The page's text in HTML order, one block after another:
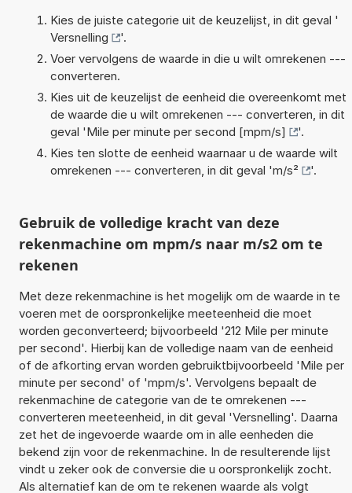
Kies de juiste categorie uit de keuzelijst, in dit geval '
Versnelling
'.
Voer vervolgens de waarde in die u wilt omrekenen ---
converteren.
Kies uit de keuzelijst de eenheid die overeenkomt met
de waarde die u wilt omrekenen --- converteren, in dit
geval 'Mile per minute per second [mpm/s]
'.
Kies ten slotte de eenheid waarnaar u de waarde wilt
omrekenen --- converteren, in dit geval 'm/s² '.
Gebruik de volledige kracht van deze
rekenmachine om mpm/s naar m/s2 om te
rekenen
Met deze rekenmachine is het mogelijk om de waarde in te
voeren met de oorspronkelijke meeteenheid die moet
worden geconverteerd; bijvoorbeeld '212 Mile per minute
per second'. Hierbij kan de volledige naam van de eenheid
of de afkorting ervan worden gebruiktbijvoorbeeld 'Mile per
minute per second' of 'mpm/s'. Vervolgens bepaalt de
rekenmachine de categorie van de te omrekenen ---
converteren meeteenheid, in dit geval 'Versnelling'. Daarna
zet het de ingevoerde waarde om in alle eenheden die
bekend zijn voor de rekenmachine. In de resulterende lijst
vindt u zeker ook de conversie die u oorspronkelijk zocht.
Als alternatief kan de om te rekenen waarde als volgt